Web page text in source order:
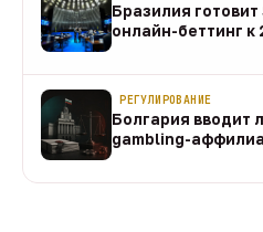
Бразилия
онлайн-беттинг к
РЕГУЛИРОВАНИЕ
Болгария вводит
gambling-